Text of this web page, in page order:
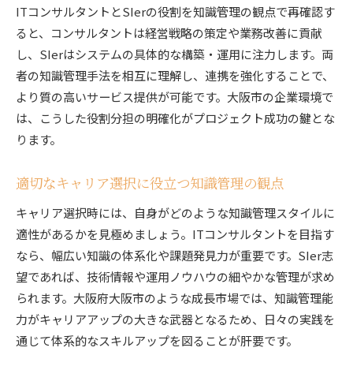
ITコンサルタントとSIerの役割を知識管理の観点で再確認す
ると、コンサルタントは経営戦略の策定や業務改善に貢献
し、SIerはシステムの具体的な構築・運用に注力します。両
者の知識管理手法を相互に理解し、連携を強化することで、
より質の高いサービス提供が可能です。大阪市の企業環境で
は、こうした役割分担の明確化がプロジェクト成功の鍵とな
ります。
適切なキャリア選択に役立つ知識管理の観点
キャリア選択時には、自身がどのような知識管理スタイルに
適性があるかを見極めましょう。ITコンサルタントを目指す
なら、幅広い知識の体系化や課題発見力が重要です。SIer志
望であれば、技術情報や運用ノウハウの細やかな管理が求め
られます。大阪府大阪市のような成長市場では、知識管理能
力がキャリアアップの大きな武器となるため、日々の実践を
通じて体系的なスキルアップを図ることが肝要です。